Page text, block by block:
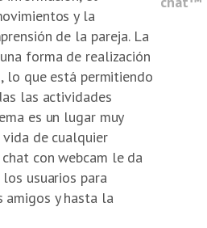
y la
de la pareja. La
forma de realización
lo que está permitiendo
las actividades
es un lugar muy
de cualquier
con webcam le da
usuarios para
amigos y hasta la